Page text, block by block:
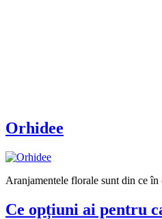
Orhidee
Aranjamentele florale sunt din ce
Ce opțiuni ai pentru